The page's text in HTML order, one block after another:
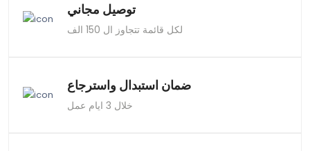
توصيل مجاني
لكل قائمة تتجاوز ال 150 الف
ضمان استبدال واسترجاع
خلال 3 ايام عمل